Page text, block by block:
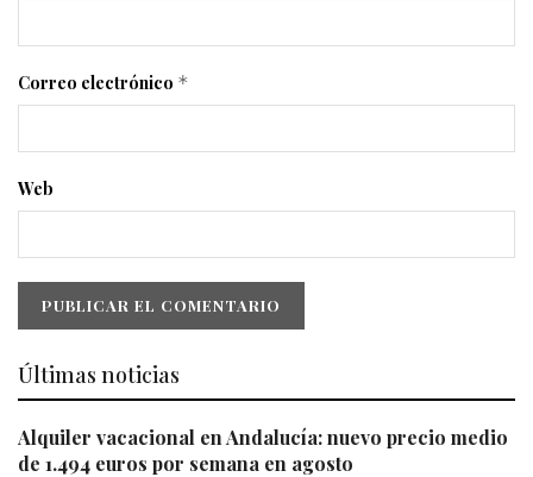
Correo electrónico *
Web
Últimas noticias
Alquiler vacacional en Andalucía: nuevo precio medio
de 1.494 euros por semana en agosto